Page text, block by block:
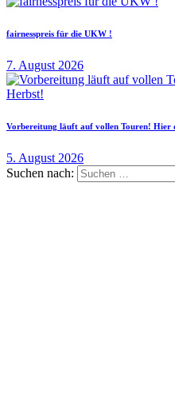
fairnesspreis für die UKW !
7. August 2026
Vorbereitung läuft auf vollen Touren! Hier
5. August 2026
Suchen nach: